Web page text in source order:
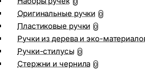
0
Оригинальные ручки 0
Пластиковые ручки 0
Ручки из дерева и эко-
Ручки-стилусы 0
Стержни и чернила 0